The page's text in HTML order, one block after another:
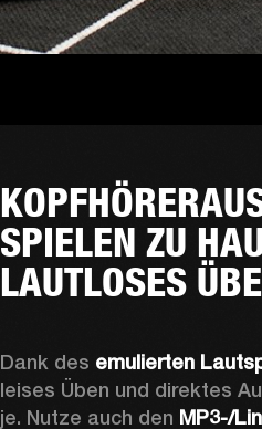
SPIELEN ZU
LAUTLOSES
Dank des emulierten
leises Üben und direktes
je. Nutze auch den MP3-/